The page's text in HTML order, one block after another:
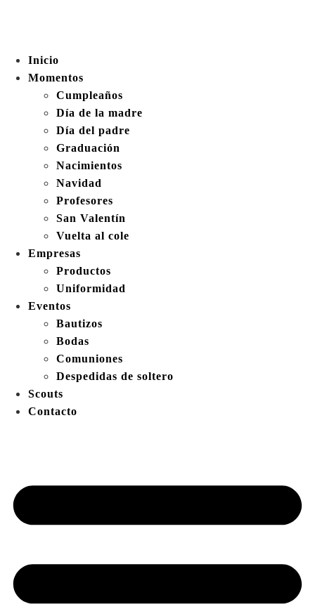
Inicio
Momentos
Cumpleaños
Día de la madre
Día del padre
Graduación
Nacimientos
Navidad
Profesores
San Valentín
Vuelta al cole
Empresas
Productos
Uniformidad
Eventos
Bautizos
Bodas
Comuniones
Despedidas de soltero
Scouts
Contacto